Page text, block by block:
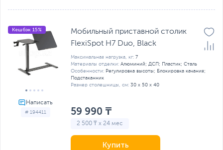
# 194411
Кешбэк 15%
Мобильный приставной столик
FlexiSpot H7 Duo, Black
Максимальная нагрузка, кг: 7
Материалы отделки: Алюминий; ДСП; Пластик; Сталь
Особенности: Регулировка высоты; Блокировка качания;
Подстаканник
Размер столешницы, см: 30 х 50 x 40
59 990 ₸
2 500 ₸ x 24 мес
Купить